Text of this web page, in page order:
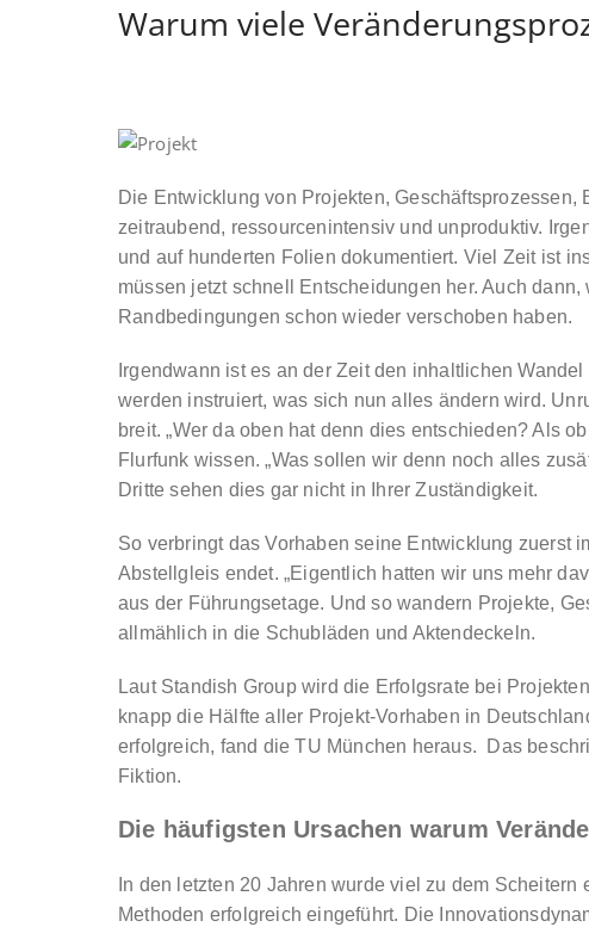
Warum viele
Die Entwicklung von Projekten,
zeitraubend, ressourcenintensiv und unproduktiv.
und auf hunderten Folien dokumentiert. Viel Zeit ist
müssen jetzt schnell Entscheidungen her. Auch
Randbedingungen schon wieder verschoben haben.
Irgendwann ist es an der Zeit den inhaltlichen
werden instruiert, was sich nun alles ändern wird.
breit. „Wer da oben hat denn dies entschieden? Als
Flurfunk wissen. „Was sollen wir denn noch alles
Dritte sehen dies gar nicht in Ihrer Zuständigkeit.
So verbringt das Vorhaben seine Entwicklung zuerst
Abstellgleis endet. „Eigentlich hatten wir uns mehr
aus der Führungsetage. Und so wandern Projekte,
allmählich in die Schubläden und Aktendeckeln.
Laut Standish Group wird die Erfolgsrate bei
knapp die Hälfte aller Projekt-Vorhaben in
erfolgreich, fand die TU München heraus. Das
Fiktion.
Die häufigsten Ursachen warum
In den letzten 20 Jahren wurde viel zu dem
Methoden erfolgreich eingeführt. Die